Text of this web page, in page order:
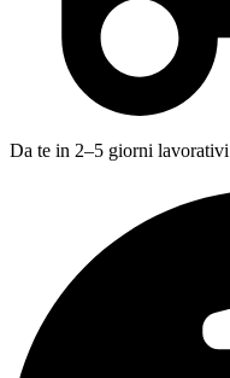
Da te in 2–5 giorni lavorativi